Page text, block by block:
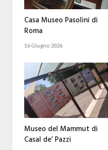
Casa Museo Pasolini di
Roma
16 Giugno 2026
Museo del Mammut di
Casal de’ Pazzi